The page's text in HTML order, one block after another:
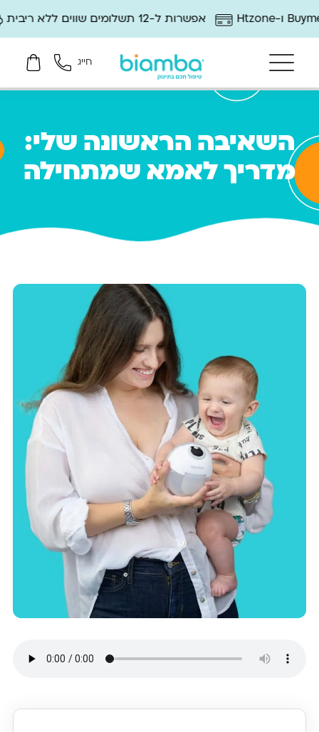
אפשרות ל-12 תשלומים שווים ללא ריבית 12 חודשי אחריות
חייג
השאיבה הראשונה שלי:
מדריך לאמא שמתחילה